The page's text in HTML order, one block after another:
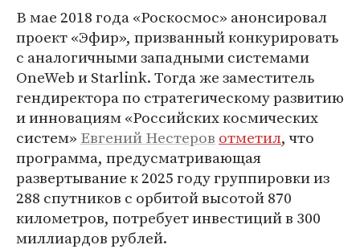
В мае 2018 года «Роскосмос» анонсировал
проект «Эфир», призванный конкурировать
с аналогичными западными системами
OneWeb и Starlink. Тогда же заместитель
гендиректора по стратегическому развитию
и инновациям «Российских космических
систем» Евгений Нестеров отметил, что
программа, предусматривающая
развертывание к 2025 году группировки из
288 спутников с орбитой высотой 870
километров, потребует инвестиций в 300
миллиардов рублей.